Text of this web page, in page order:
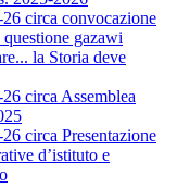
circa convocazione
gazawi
la Storia deve
circa Assemblea
circa Presentazione
d’istituto e